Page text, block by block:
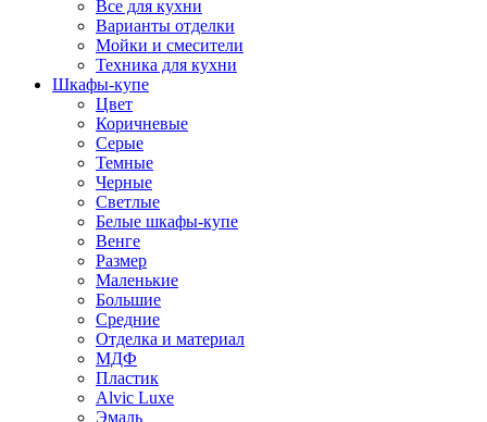
Все для кухни
Варианты отделки
Мойки и смесители
Техника для кухни
Шкафы-купе
Цвет
Коричневые
Серые
Темные
Черные
Светлые
Белые шкафы-купе
Венге
Размер
Маленькие
Большие
Средние
Отделка и материал
МДФ
Пластик
Alvic Luxe
Эмаль